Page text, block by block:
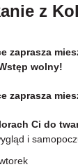
z
zaprasza
wolny!
zaprasza
Ci do
i